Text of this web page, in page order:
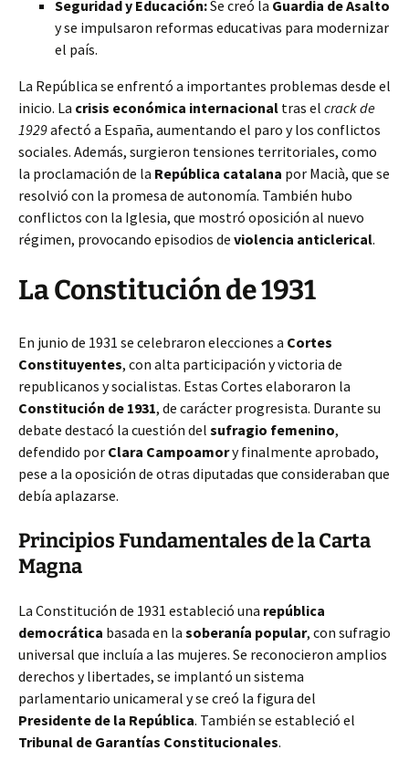
Seguridad y Educación:Se creó la Guardia de Asalto
y se impulsaron reformas educativas para modernizar
el país.
La República se enfrentó a importantes problemas desde el
inicio. La crisis económica internacional tras el crack de
1929afectó a España, aumentando el paro y los conflictos
sociales. Además, surgieron tensiones territoriales, como
la proclamación de la República catalana por Macià, que se
resolvió con la promesa de autonomía. También hubo
conflictos con la Iglesia, que mostró oposición al nuevo
régimen, provocando episodios de violencia anticlerical.
La Constitución de 1931
En junio de 1931 se celebraron elecciones a Cortes
Constituyentes, con alta participación y victoria de
republicanos y socialistas. Estas Cortes elaboraron la
Constitución de 1931, de carácter progresista. Durante su
debate destacó la cuestión del sufragio femenino,
defendido por Clara Campoamory finalmente aprobado,
pese a la oposición de otras diputadas que consideraban que
debía aplazarse.
Principios Fundamentales de la Carta
Magna
La Constitución de 1931 estableció una república
democrática basada en la soberanía popular, con sufragio
universal que incluía a las mujeres. Se reconocieron amplios
derechos y libertades, se implantó un sistema
parlamentario unicameral y se creó la figura del
Presidente de la República. También se estableció el
Tribunal de Garantías Constitucionales.